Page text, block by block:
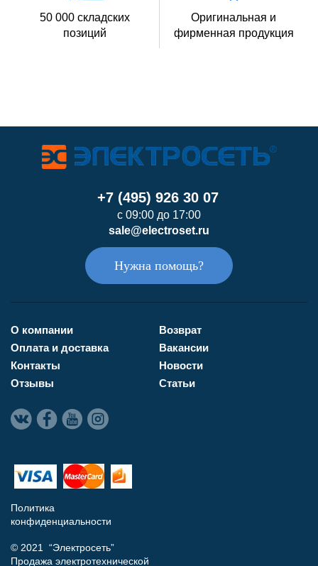
50 000 складских
позиций
Оригинальная и
фирменная продукция
+7 (495) 926 30 07
с 09:00 до 17:00
sale@electroset.ru
Нужна помощь?
О компании
Оплата и доставка
Контакты
Отзывы
Возврат
Вакансии
Новости
Статьи
Политика
конфиденциальности
© 2021 “Электросеть”
Продажа электротехнической